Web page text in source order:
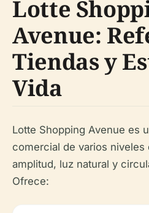
Lotte
Avenue:
Tiendas y
Vida
Lotte Shopping Avenue es
comercial de varios
amplitud, luz natural y
Ofrece: